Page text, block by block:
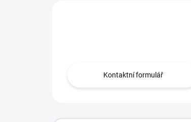
Kontaktní formulář